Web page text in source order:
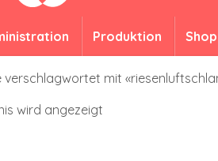
Produktion Shop
mit
wird angezeigt